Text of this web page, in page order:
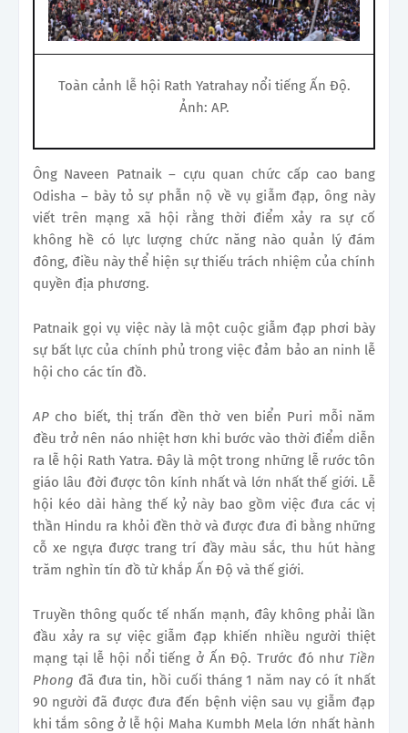
Toàn cảnh lễ hội Rath Yatrahay nổi tiếng Ấn Độ.
Ảnh: AP.
Ông Naveen Patnaik – cựu quan chức cấp cao bang
Odisha – bày tỏ sự phẫn nộ về vụ giẫm đạp, ông này
viết trên mạng xã hội rằng thời điểm xảy ra sự cố
không hề có lực lượng chức năng nào quản lý đám
đông, điều này thể hiện sự thiếu trách nhiệm của chính
quyền địa phương.
Patnaik gọi vụ việc này là một cuộc giẫm đạp phơi bày
sự bất lực của chính phủ trong việc đảm bảo an ninh lễ
hội cho các tín đồ.
AP cho biết, thị trấn đền thờ ven biển Puri mỗi năm
đều trở nên náo nhiệt hơn khi bước vào thời điểm diễn
ra lễ hội Rath Yatra. Đây là một trong những lễ rước tôn
giáo lâu đời được tôn kính nhất và lớn nhất thế giới. Lễ
hội kéo dài hàng thế kỷ này bao gồm việc đưa các vị
thần Hindu ra khỏi đền thờ và được đưa đi bằng những
cỗ xe ngựa được trang trí đầy màu sắc, thu hút hàng
trăm nghìn tín đồ từ khắp Ấn Độ và thế giới.
Truyền thông quốc tế nhấn mạnh, đây không phải lần
đầu xảy ra sự việc giẫm đạp khiến nhiều người thiệt
mạng tại lễ hội nổi tiếng ở Ấn Độ. Trước đó như Tiền
Phong đã đưa tin, hồi cuối tháng 1 năm nay có ít nhất
90 người đã được đưa đến bệnh viện sau vụ giẫm đạp
khi tắm sông ở lễ hội Maha Kumbh Mela lớn nhất hành